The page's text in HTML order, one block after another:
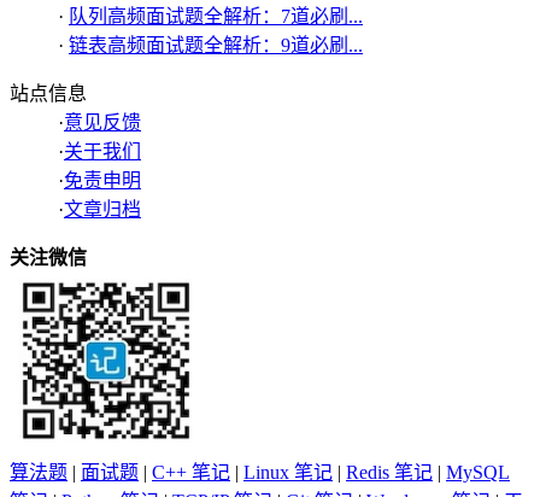
· 队列高频面试题全解析：7道必刷...
· 链表高频面试题全解析：9道必刷...
站点信息
·意见反馈
·关于我们
·免责申明
·文章归档
关注微信
算法题 | 面试题 | C++ 笔记 | Linux 笔记 | Redis 笔记 | MySQL